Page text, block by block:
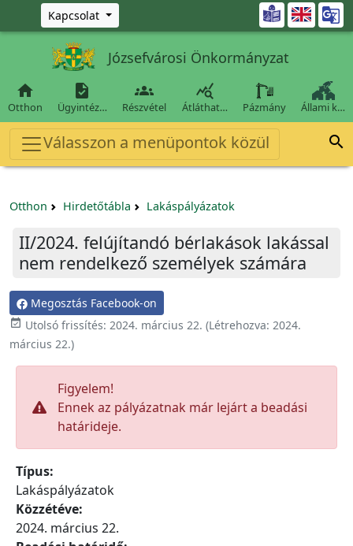
Ugrás a fő tartalomra
Kapcsolat 
Józsefvárosi Önkormányzat

Otthon

Ügyintéz…

Részvétel

Átláthat… Pázmány Állami k…
Válasszon a menüpontok közül 
Otthon Hirdetőtábla Lakáspályázatok
II/2024. felújítandó bérlakások lakással
nem rendelkező személyek számára
Megosztás Facebook-on
 Utolsó frissítés: 2024. március 22. (Létrehozva: 2024.
március 22.)
Figyelem!
Ennek az pályázatnak már lejárt a beadási
határideje.
Típus:
Lakáspályázatok
Közzétéve:
2024. március 22.